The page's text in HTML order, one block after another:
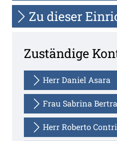
Zu dieser
Zuständige
Herr Daniel Asara
Frau Sabrina
Herr Roberto